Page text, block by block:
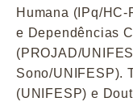
Humana (IPq/
e Dependências
(PROJAD/
Sono/UNIFESP).
(UNIFESP) e